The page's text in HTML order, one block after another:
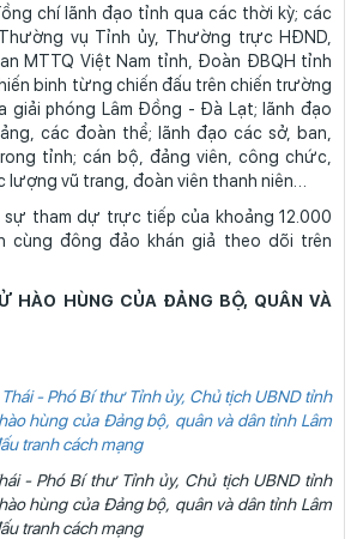
chí lãnh đạo tỉnh qua các thời kỳ; các
vụ Tỉnh ủy, Thường trực HĐND,
MTTQ Việt Nam tỉnh, Đoàn ĐBQH tỉnh
binh từng chiến đấu trên chiến trường
giải phóng Lâm Đồng - Đà Lạt; lãnh đạo
các đoàn thể; lãnh đạo các sở, ban,
tỉnh; cán bộ, đảng viên, công chức,
vũ trang, đoàn viên thanh niên…
tham dự trực tiếp của khoảng 12.000
cùng đông đảo khán giả theo dõi trên
HÀO HÙNG CỦA ĐẢNG BỘ, QUÂN VÀ
- Phó Bí thư Tỉnh ủy, Chủ tịch UBND tỉnh
hùng của Đảng bộ, quân và dân tỉnh Lâm
tranh cách mạng